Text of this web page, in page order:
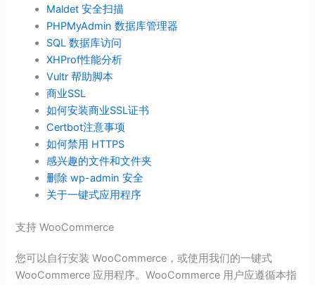
Maldet 安全扫描
PHPMyAdmin 数据库管理器
SQL 数据库访问
XHProf性能分析
Vultr 帮助脚本
商业SSL
如何安装商业SSL证书
Certbot注意事项
如何禁用 HTTPS
感兴趣的文件和文件夹
删除 wp-admin 安全
关于一键式应用程序
支持 WooCommerce
您可以自行安装 WooCommerce，或使用我们的一键式
WooCommerce 应用程序。WooCommerce 用户应遵循本指